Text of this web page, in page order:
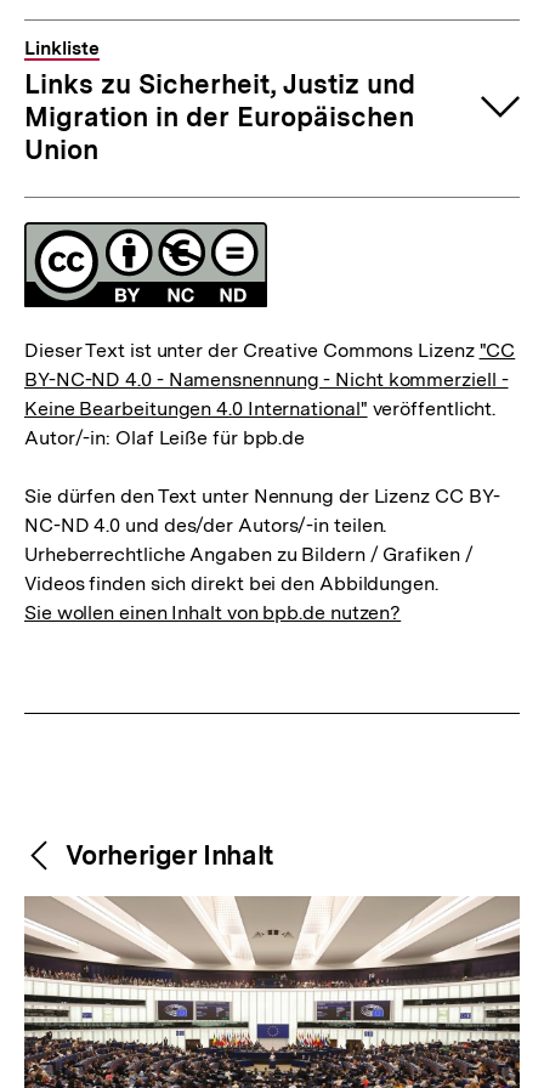
Linkliste
Links zu Sicherheit, Justiz und
Migration in der Europäischen
Union
Fussnoten
Lizenz
Dieser Text ist unter der Creative Commons Lizenz "CC
BY-NC-ND 4.0 - Namensnennung - Nicht kommerziell -
Keine Bearbeitungen 4.0 International" veröffentlicht.
Autor/-in: Olaf Leiße für bpb.de
Sie dürfen den Text unter Nennung der Lizenz CC BY-
NC-ND 4.0 und des/der Autors/-in teilen.
Urheberrechtliche Angaben zu Bildern / Grafiken /
Videos finden sich direkt bei den Abbildungen.
Sie wollen einen Inhalt von bpb.de nutzen?
Weitere
Inhalte
Content-
Navigation
Vorheriger Inhalt